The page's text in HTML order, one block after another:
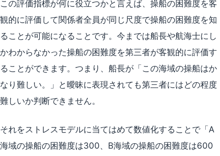
この評価指標が何に役立つかと言えば、操船の困難度を客
観的に評価して関係者全員が同じ尺度で操船の困難度を知
ることが可能になることです。今までは船長や航海士にし
かわからなかった操船の困難度を第三者が客観的に評価す
ることができます。つまり、船長が「この海域の操船はか
なり難しい。」と曖昧に表現されても第三者にはどの程度
難しいか判断できません。
それをストレスモデルに当てはめて数値化することで「A
海域の操船の困難度は300、B海域の操船の困難度は600